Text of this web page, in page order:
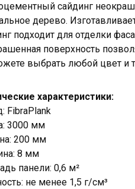
сайдинг
дерево.
подходит для отделки
поверхность
выбрать любой цвет и
характеристики:
FibraPlank
3000 мм
200 мм
8 мм
панели: 0,6 м²
не менее 1,5 г/см³